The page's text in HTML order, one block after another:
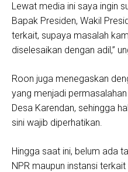
Lewat media ini saya ingin
Bapak Presiden, Wakil
terkait, supaya masalah
diselesaikan dengan adil,”
Roon juga menegaskan
yang menjadi
Desa Karendan, sehingga
sini wajib diperhatikan.
Hingga saat ini, belum ada
NPR maupun instansi